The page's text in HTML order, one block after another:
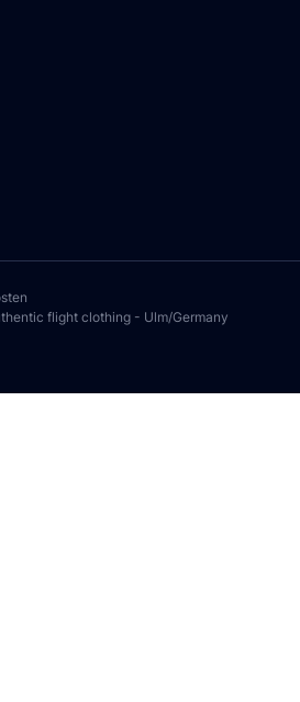
flight clothing - Ulm/Germany